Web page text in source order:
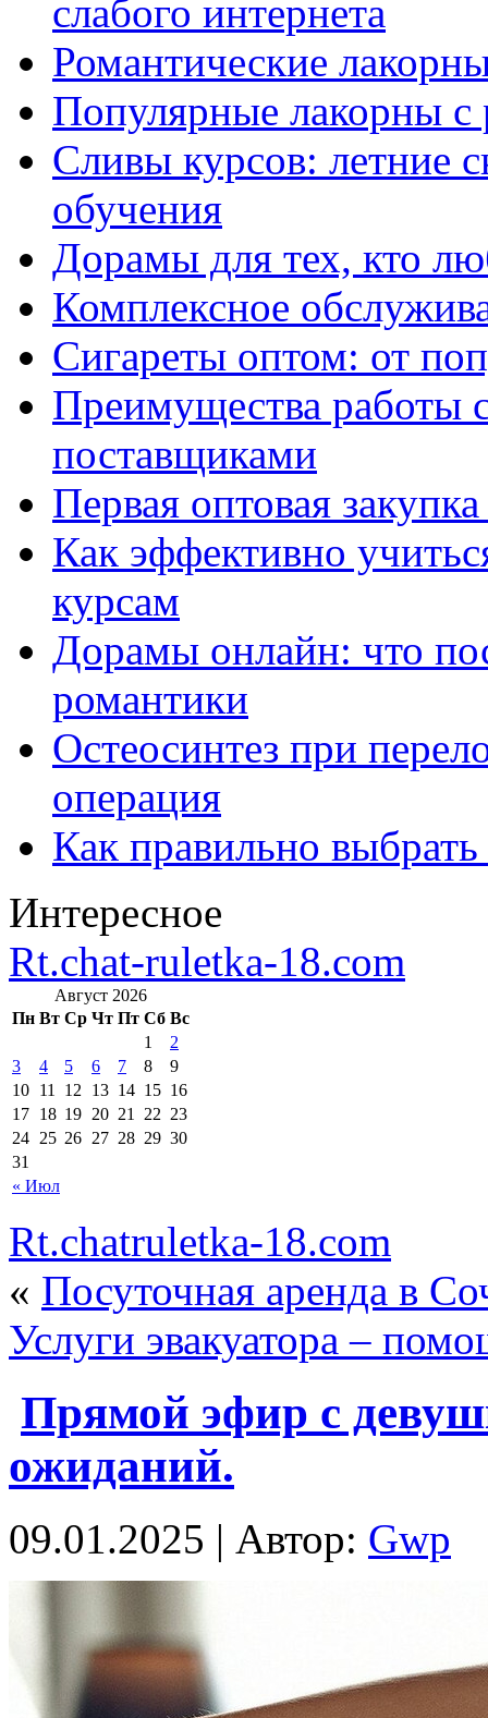
слабого интернета
Романтические
Популярные лакорны с
Сливы курсов: летние
обучения
Дорамы для тех, кто
Комплексное
Сигареты оптом: от
Преимущества работы
поставщиками
Первая оптовая
Как эффективно
курсам
Дорамы онлайн: что
романтики
Остеосинтез при
операция
Как правильно
Интересное
Rt.chat-ruletka-18.com
Август 2026
Пн Вт Ср Чт Пт Сб Вс
« Июл
1
2
3
4 5 6 7 8
9
10 11 12 13 14 15 16
17 18 19 20 21 22 23
24 25 26 27 28 29 30
31
Rt.chatruletka-18.com
« Посуточная аренда в
Услуги эвакуатора –
Прямой эфир с
ожиданий.
09.01.2025 | Автор: Gwp